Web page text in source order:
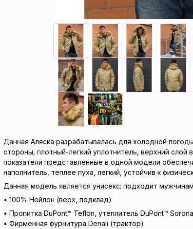
Данная Аляска разрабатывалась для холодной
стороны, плотный-легкий уплотнитель, верхний слой
показатели представленные в одной модели
наполнитель, теплее пуха, легкий, устойчив к
Данная модель является унисекс: подходит
• 100% Нейлон (верх, подклад)
• Пропитка DuPont™ Teflon, утеплитель DuPont™ Sorona
• Фирменная фурнитура Denali (трактор)